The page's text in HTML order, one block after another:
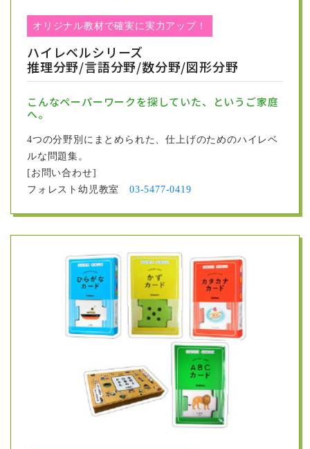
2023/01/01
（３～４歳用・４～６歳用）が学研より発売。全国の書
店にて2021年７月より発売中
（３～４歳用・４～６歳用）が学研より発売されまし
た。（全国の書店にて2021年７月より発売中）
小学校受験をするお子様にも、また自宅学習
での知育教材としても、楽しく遊びながら図
形の感覚を育てる「きりがみワーク（３～４
書店の幼児コーナーでも大人気の学研の頭脳開発教材。
その一環としてフォレスト幼児教室の武田室長の監修
で、「きりがみ」というスタイルで、図形問題や空間認
識のトレーニングが楽しくできるワークが発売されまし
きれいなカラーで、お子様のやる気を引き出します。ま
きりがみを作った後も、さらに制作につなげられるよ
うな楽しさがあります。ぜひ、書店にて手に取ってご覧
くださいませ。
・こども知能パズル「きりがみワーク」３～４歳
オリジナル教材で確実に実力アップ！
ハイレベルシリーズ
推理分野/言語分野/数分野/図形分野
こんなペーパーワークを探していた、というご家庭
へ。
4つの分野別にまとめられた、仕上げのためのハイレベ
ルな問題集。
[お問い合わせ]
フォレスト幼児教室 03-5477-0419